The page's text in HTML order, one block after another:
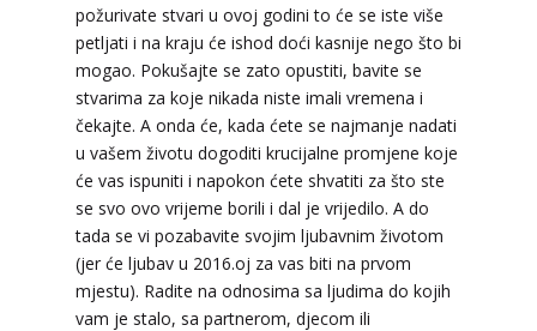
požurivate stvari u ovoj godini to će se iste više
petljati i na kraju će ishod doći kasnije nego što bi
mogao. Pokušajte se zato opustiti, bavite se
stvarima za koje nikada niste imali vremena i
čekajte. A onda će, kada ćete se najmanje nadati
u vašem životu dogoditi krucijalne promjene koje
će vas ispuniti i napokon ćete shvatiti za što ste
se svo ovo vrijeme borili i dal je vrijedilo. A do
tada se vi pozabavite svojim ljubavnim životom
(jer će ljubav u 2016.oj za vas biti na prvom
mjestu). Radite na odnosima sa ljudima do kojih
vam je stalo, sa partnerom, djecom ili
NIVES / Kod 20
Tarot savjetnik je zauzet
TEHNIKE:astrologija, sudbinske karte, tarot
Broj tel: 064/600-600
tel:0,93€ - mob:1,12€ min
VESNA BURCSA/ Kod 55
Tarot savjetnik je slobodan